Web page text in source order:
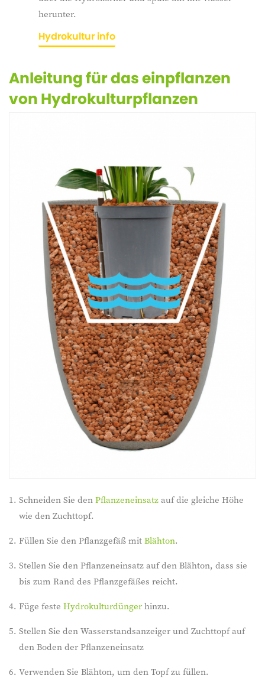
herunter.
Hydrokultur info
Anleitung für das einpflanzen
von Hydrokulturpflanzen
Schneiden Sie denPflanzeneinsatzauf die gleiche Höhe
wie den Zuchttopf.
Füllen Sie den Pflanzgefäß mitBlähton.
Stellen Sie den Pflanzeneinsatz auf den Blähton, dass sie
bis zum Rand des Pflanzgefäßes reicht.
Füge feste Hydrokulturdüngerhinzu.
Stellen Sie den Wasserstandsanzeiger und Zuchttopf auf
den Boden der Pflanzeneinsatz
Verwenden Sie Blähton, um den Topf zu füllen.